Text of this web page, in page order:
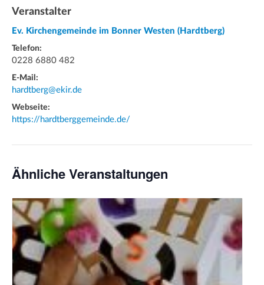
Veranstalter
Ev. Kirchengemeinde im Bonner Westen (Hardtberg)
Telefon:
0228 6880 482
E-Mail:
hardtberg@ekir.de
Webseite:
https://hardtberggemeinde.de/
Ähnliche Veranstaltungen